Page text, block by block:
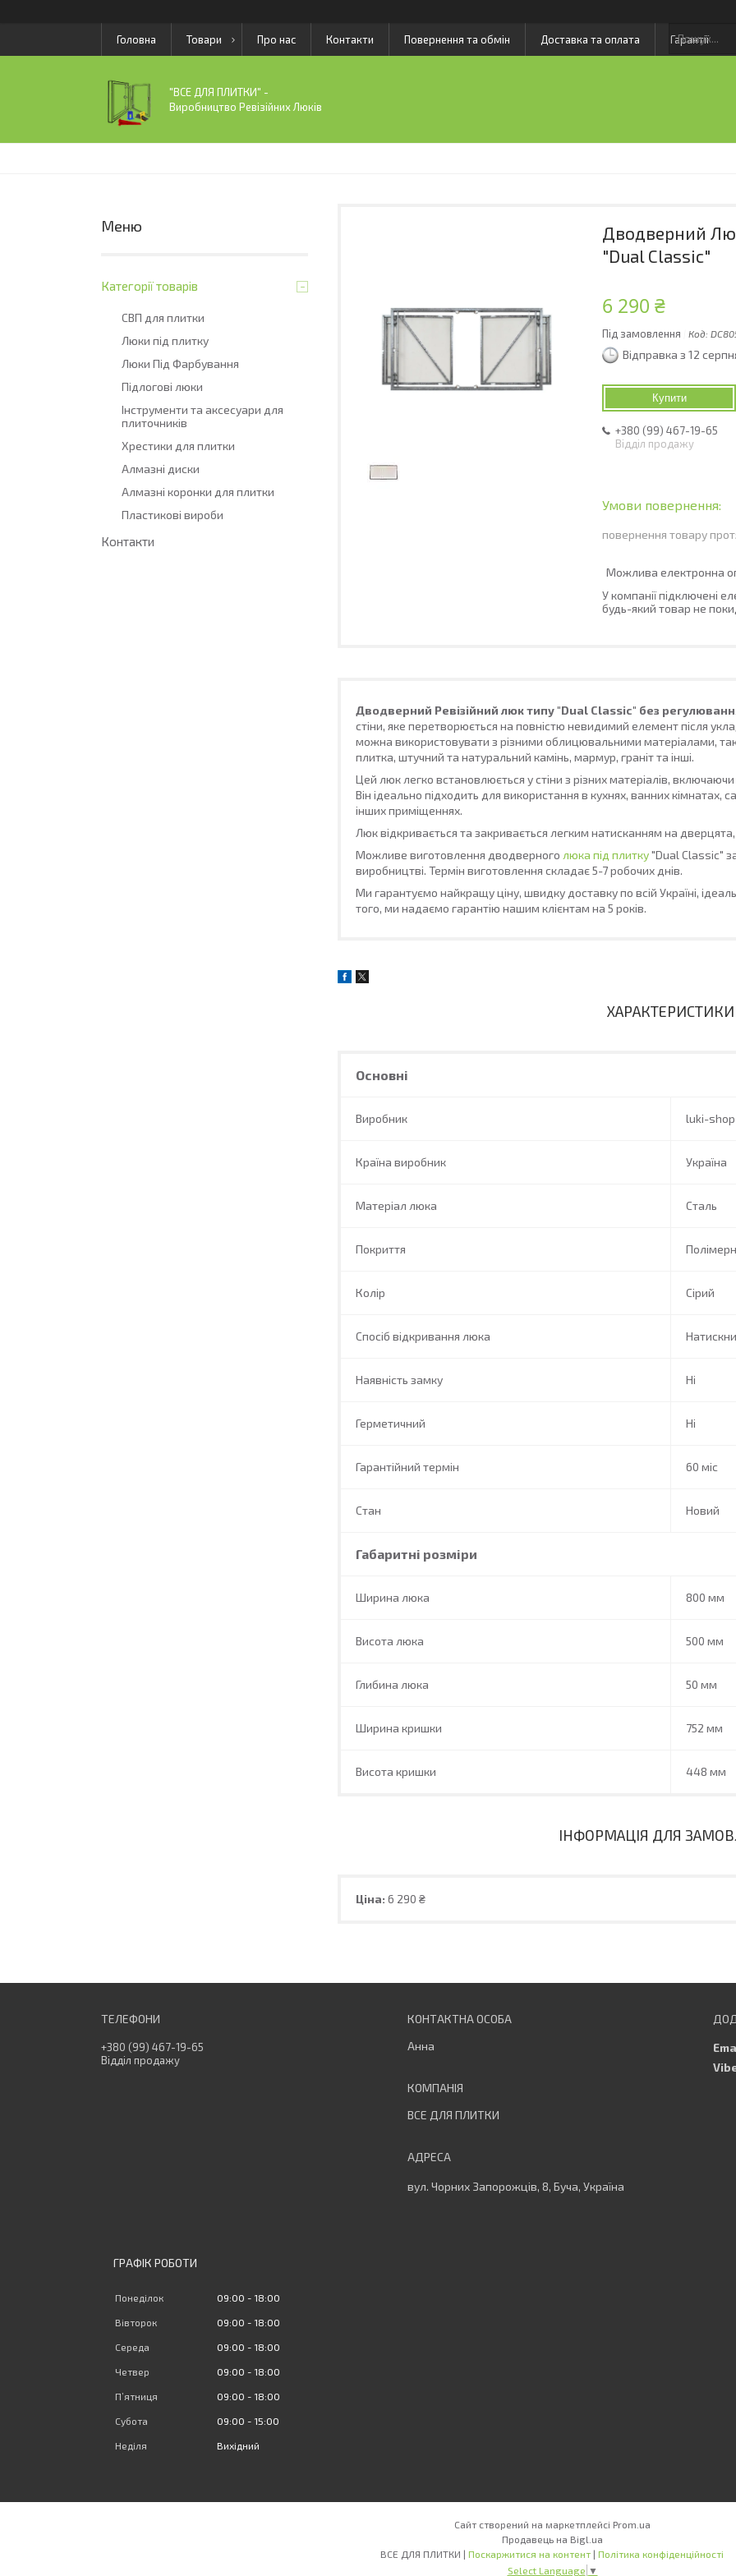
Головна Товари Про нас Контакти Повернення та обмін Доставка та оплата Гарантії
"ВСЕ ДЛЯ ПЛИТКИ" -
Виробництво Ревізійних Люків
Дводверний
"Dual Classic"
6 290 ₴
Під замовлення Код:
Відправка з 12
Купити
+380 (99) 467-19-65
Відділ продажу
повернення товару
У компанії підключені
будь-який товар не
Дводверний Ревізійний люк типу "Dual Classic" без
стіни, яке перетворюється на повністю невидимий елемент після
можна використовувати з різними облицювальними матеріалами,
плитка, штучний та натуральний камінь, мармур, граніт та інші.
Цей люк легко встановлюється у стіни з різних матеріалів, включаючи
Він ідеально підходить для використання в кухнях, ванних кімнатах,
інших приміщеннях.
Люк відкривається та закривається легким натисканням на
Можливе виготовлення дводверного люка під плитку"Dual Classic"
виробництві. Термін виготовлення складає 5-7 робочих днів.
Ми гарантуємо найкращу ціну, швидку доставку по всій Україні,
того, ми надаємо гарантію нашим клієнтам на 5 років.
ХАРАКТЕРИСТИКИ
Основні
Виробник luki-shop
Країна виробник Україна
Матеріал люка Сталь
Покриття
Колір Сірий
Спосіб відкривання люка
Наявність замку Ні
Герметичний Ні
Гарантійний термін 60 міс
Стан Новий
Габаритні розміри
Ширина люка 800 мм
Висота люка 500 мм
Глибина люка 50 мм
Ширина кришки 752 мм
Висота кришки 448 мм
ІНФОРМАЦІЯ ДЛЯ
Ціна: 6 290 ₴
Категорії товарів
СВП для плитки
Люки під плитку
Люки Під Фарбування
Підлогові люки
Інструменти та аксесуари для
плиточників
Хрестики для плитки
Алмазні диски
Алмазні коронки для плитки
Пластикові вироби
Контакти
+380 (99) 467-19-65
Відділ продажу
Анна
ВСЕ ДЛЯ ПЛИТКИ
вул. Чорних Запорожців, 8, Буча, Україна
ГРАФІК РОБОТИ
Понеділок 09:00 18:00
Вівторок 09:00 18:00
Середа 09:00 18:00
Четвер 09:00 18:00
Пʼятниця 09:00 18:00
Субота 09:00 15:00
Неділя Вихідний
Сайт створений на маркетплейсі Prom.ua
Продавець на Bigl.ua
ВСЕ ДЛЯ ПЛИТКИ | Поскаржитися на контент | Політика конфіденційності
Select Language ▼